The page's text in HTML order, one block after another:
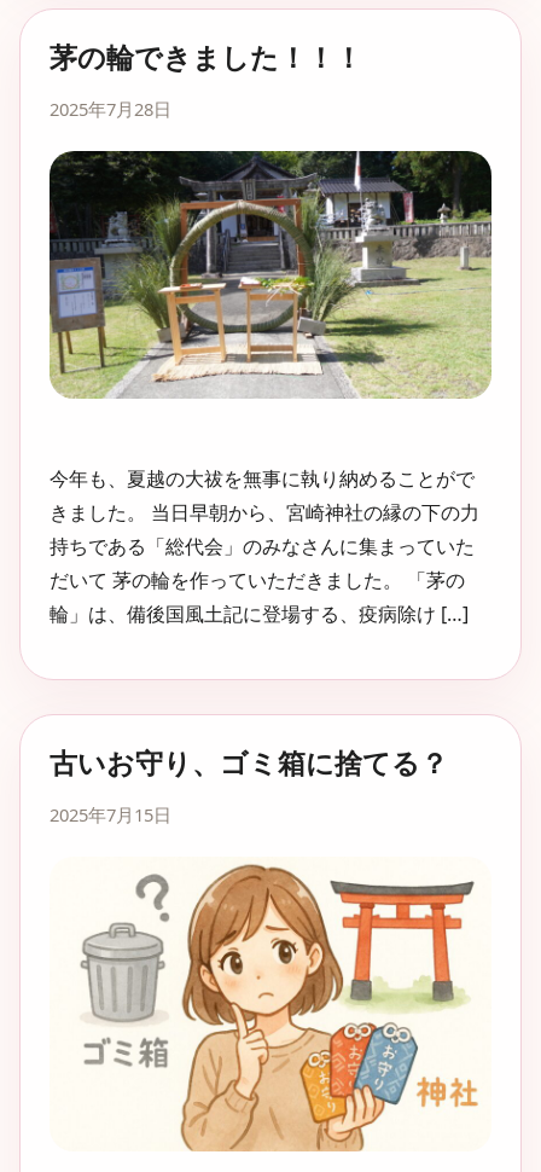
茅の輪できました！！！
2025年7月28日
今年も、夏越の大祓を無事に執り納めることがで
きました。 当日早朝から、宮崎神社の縁の下の力
持ちである「総代会」のみなさんに集まっていた
だいて 茅の輪を作っていただきました。 「茅の
輪」は、備後国風土記に登場する、疫病除け […]
古いお守り、ゴミ箱に捨てる？
2025年7月15日